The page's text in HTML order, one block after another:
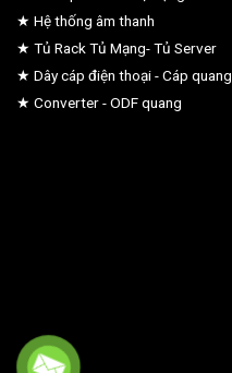
★ Hệ thống âm thanh
★ Tủ Rack Tủ Mạng- Tủ Server
★ Dây cáp điện thoại - Cáp quang
★ Converter - ODF quang